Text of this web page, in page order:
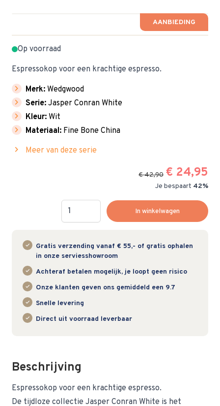
AANBIEDING
Op voorraad
Espressokop voor een krachtige espresso.
chevron_right Merk: Wedgwood
chevron_right Serie: Jasper Conran White
chevron_right Kleur: Wit
chevron_right Materiaal: Fine Bone China
chevron_right Meer van deze serie
€ 42,90 € 24,95
Je bespaart 42%
Hoeveelheid
In winkelwagen
Gratis verzending vanaf € 55,- of gratis ophalen
in onze serviesshowroom
Achteraf betalen mogelijk, je loopt geen risico
Onze klanten geven ons gemiddeld een 9.7
Snelle levering
Direct uit voorraad leverbaar
Beschrijving
Espressokop voor een krachtige espresso.
De tijdloze collectie Jasper Conran White is het